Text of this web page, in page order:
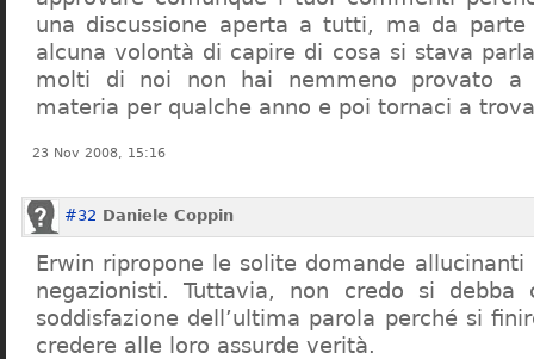
una discussione aperta a tutti, ma da parte
alcuna volontà di capire di cosa si stava
molti di noi non hai nemmeno provato a
materia per qualche anno e poi tornaci a
23 Nov 2008, 15:16
#32 Daniele Coppin
Erwin ripropone le solite domande
negazionisti. Tuttavia, non credo si debba
soddisfazione dell’ultima parola perché si
credere alle loro assurde verità.